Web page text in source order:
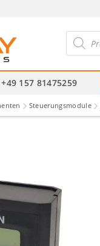
search
+49 157 81475259
Steuerungsmodule